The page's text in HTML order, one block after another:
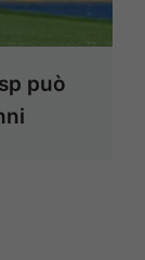
può